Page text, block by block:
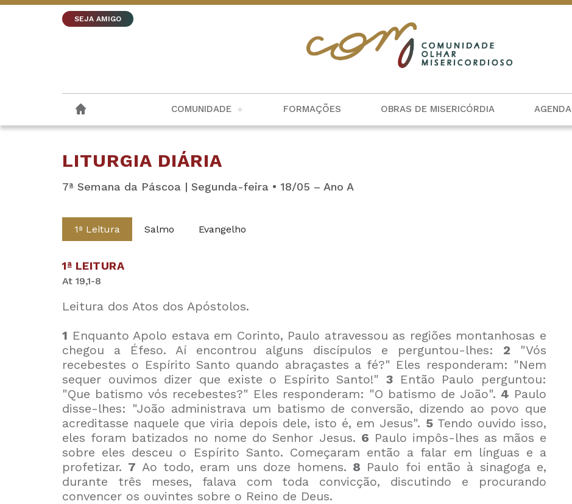
SEJA AMIGO
COMUNIDADE FORMAÇÕES OBRAS DE MISERICÓRDIA AGENDA
LITURGIA DIÁRIA
7ª Semana da Páscoa | Segunda-feira • 18/05 – Ano A
1ª Leitura Salmo Evangelho
1ª LEITURA
At 19,1-8
Leitura dos Atos dos Apóstolos.
1 Enquanto Apolo estava em Corinto, Paulo atravessou as regiões montanhosas e
chegou a Éfeso. Aí encontrou alguns discípulos e perguntou-lhes: 2 "Vós
recebestes o Espírito Santo quando abraçastes a fé?" Eles responderam: "Nem
sequer ouvimos dizer que existe o Espírito Santo!"3 Então Paulo perguntou:
"Que batismo vós recebestes?" Eles responderam: "O batismo de João". 4 Paulo
disse-lhes: "João administrava um batismo de conversão, dizendo ao povo que
acreditasse naquele que viria depois dele, isto é, em Jesus". 5Tendo ouvido isso,
eles foram batizados no nome do Senhor Jesus. 6 Paulo impôs-lhes as mãos e
sobre eles desceu o Espírito Santo. Começaram então a falar em línguas e a
profetizar. 7 Ao todo, eram uns doze homens. 8 Paulo foi então à sinagoga e,
durante três meses, falava com toda convicção, discutindo e procurando
convencer os ouvintes sobre o Reino de Deus.